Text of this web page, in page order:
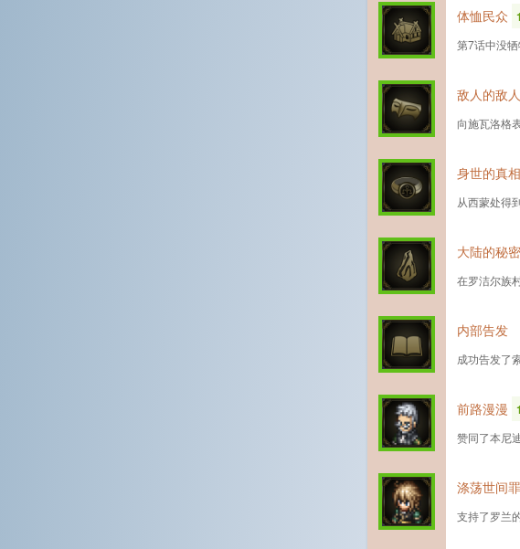
体恤民众 1
第7话中没牺
敌人的敌
向施瓦洛格
身世的真相
从西蒙处得
大陆的秘密
在罗洁尔族
内部告发
成功告发了
前路漫漫 1
赞同了本尼
涤荡世间
支持了罗兰